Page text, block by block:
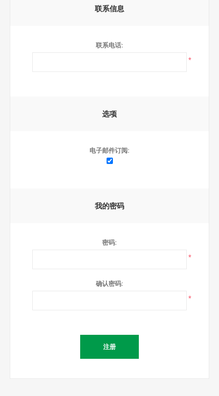
联系信息
联系电话:
*
选项
电子邮件订阅:
我的密码
密码:
*
确认密码:
*